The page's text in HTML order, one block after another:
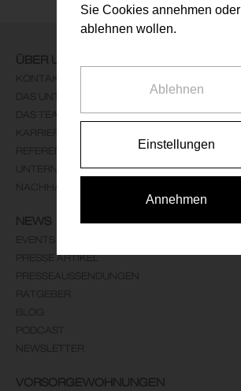
ÜBER UNS
KONTAKT
DAS UNTERNEHMEN
DAS TEAM
KARRIERE
REFERENZEN
UNTERNEHMENSLEITBILD
NACHHALTIGKEIT
NEWS
EVENTS
PRESSE ARTIKEL
PRESSEAUSSENDUNGEN
RATGEBER
BLOG
PODCAST
NEWSLETTER
VORSORGEWOHNUNGEN
Sie Cookies annehmen oder
ablehnen wollen.
Ablehnen
Einstellungen
Annehmen